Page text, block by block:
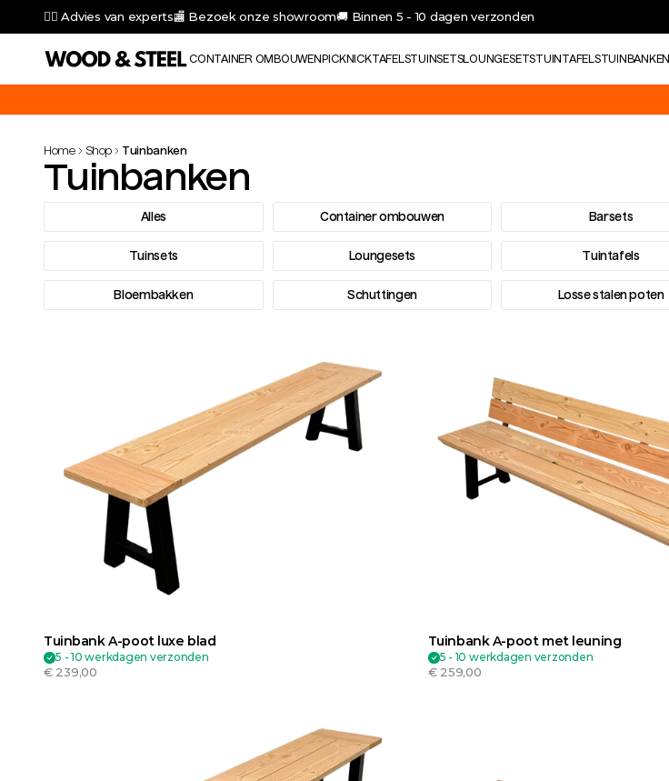
Home Shop Tuinbanken
Tuinbanken
Alles Container ombouwen Barsets
Tuinsets Loungesets Tuintafels
Bloembakken Schuttingen Losse stalen poten
Tuinbank A-poot luxe blad
5 - 10 werkdagen verzonden
€ 239,00
Tuinbank A-poot met leuning
5 - 10 werkdagen verzonden
€ 259,00
👷‍♂️ Advies van experts🏬 Bezoek onze showroom🚚 Binnen 5 - 10 dagen verzonden
CONTAINER OMBOUWEN PICKNICKTAFELSTUINSETSLOUNGESETS TUINTAFELSTUINBANKEN